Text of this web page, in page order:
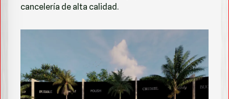
cancelería de alta calidad.